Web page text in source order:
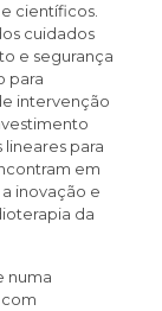
científicos.
cuidados
e segurança
para
intervenção
para
em
inovação e
da
numa